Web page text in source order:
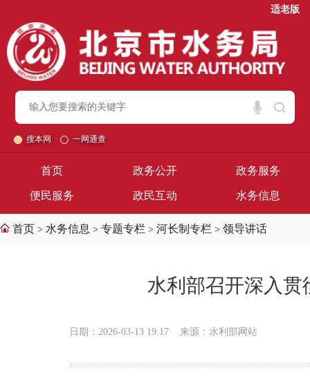
适老版
搜本网 一网通查
首页 政务公开 政务服务
便民服务 政民互动 水务信息
首页 > 水务信息 > 专题专栏 > 河长制专栏 > 领导讲话
水利部召开深入贯
日期：2026-03-13 19:17 来源：水利部网站